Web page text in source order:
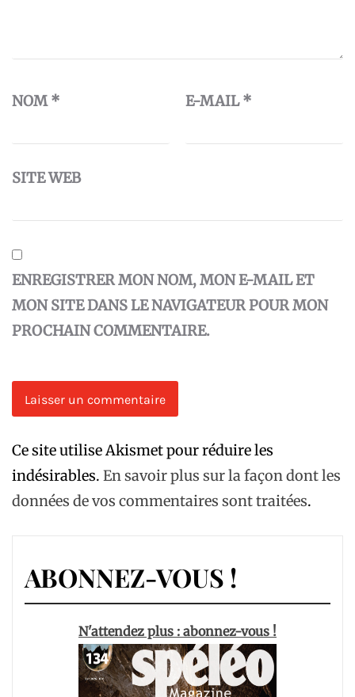
NOM* E-MAIL*
SITE WEB
ENREGISTRER MON NOM, MON E-MAIL ET
MON SITE DANS LE NAVIGATEUR POUR MON
PROCHAIN COMMENTAIRE.
Ce site utilise Akismet pour réduire les
indésirables. En savoir plus sur la façon dont les
données de vos commentaires sont traitées.
ABONNEZ-VOUS !
N'attendez plus : abonnez-vous !